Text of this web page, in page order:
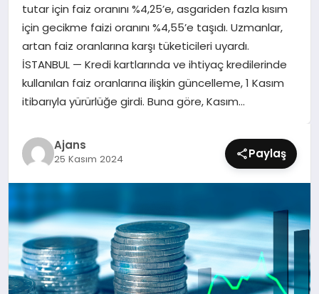
SAĞLIK
SIYASET
SPOR
YAŞAM
tutar için faiz oranını %4,25’e, asgariden fazla kısım
için gecikme faizi oranını %4,55’e taşıdı. Uzmanlar,
artan faiz oranlarına karşı tüketicileri uyardı.
İSTANBUL — Kredi kartlarında ve ihtiyaç kredilerinde
kullanılan faiz oranlarına ilişkin güncelleme, 1 Kasım
itibarıyla yürürlüğe girdi. Buna göre, Kasım…
Ajans
25 Kasım 2024 Paylaş